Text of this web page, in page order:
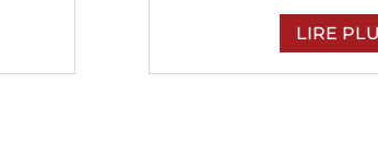
LIRE